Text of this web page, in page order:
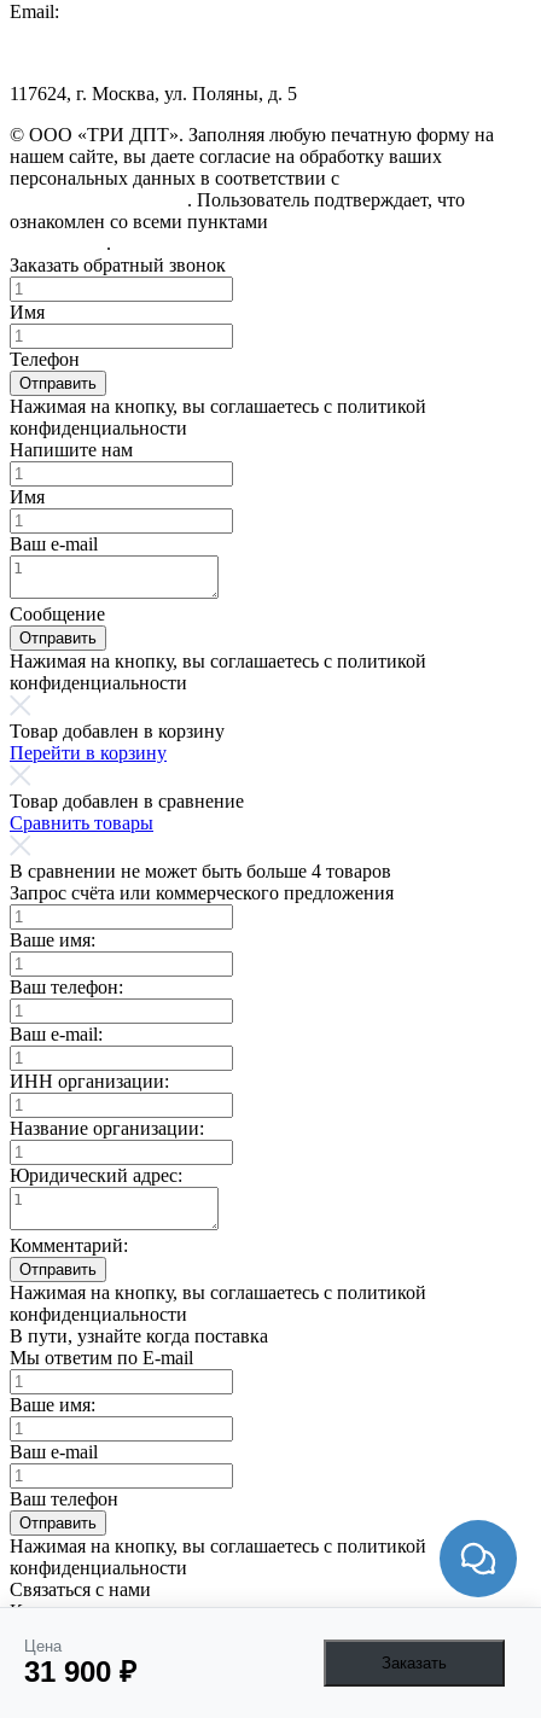
Цена
31 900 ₽ Заказать
Email:
117624, г. Москва, ул. Поляны, д. 5
© ООО «ТРИ ДПТ». Заполняя любую печатную форму на
нашем сайте, вы даете согласие на обработку ваших
персональных данных в соответствии с
. Пользователь подтверждает, что
ознакомлен со всеми пунктами
.
Заказать обратный звонок
Имя
Телефон
Отправить
Нажимая на кнопку, вы соглашаетесь с политикой
конфиденциальности
Напишите нам
Имя
Ваш e-mail
Сообщение
Отправить
Нажимая на кнопку, вы соглашаетесь с политикой
конфиденциальности
Товар добавлен в корзину
Перейти в корзину
Товар добавлен в сравнение
Сравнить товары
В сравнении не может быть больше 4 товаров
Запрос счёта или коммерческого предложения
Ваше имя:
Ваш телефон:
Ваш e-mail:
ИНН организации:
Название организации:
Юридический адрес:
Комментарий:
Отправить
Нажимая на кнопку, вы соглашаетесь с политикой
конфиденциальности
В пути, узнайте когда поставка
Мы ответим по E-mail
Ваше имя:
Ваш e-mail
Ваш телефон
Отправить
Нажимая на кнопку, вы соглашаетесь с политикой
конфиденциальности
Связаться с нами
Как связаться
Написать в Telegam
Написать Email